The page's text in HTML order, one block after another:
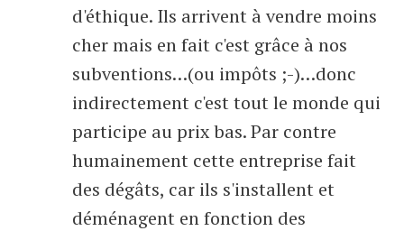
d'éthique. Ils arrivent à vendre moins
cher mais en fait c'est grâce à nos
subventions…(ou impôts ;-)…donc
indirectement c'est tout le monde qui
participe au prix bas. Par contre
humainement cette entreprise fait
des dégâts, car ils s'installent et
déménagent en fonction des